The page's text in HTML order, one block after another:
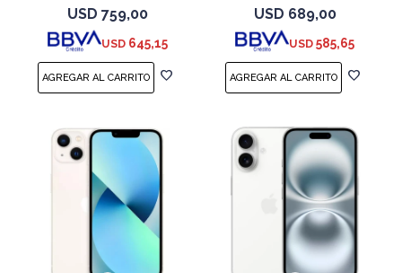
USD 759,00
USD 645,15
USD 689,00
USD 585,65
COMPARAR